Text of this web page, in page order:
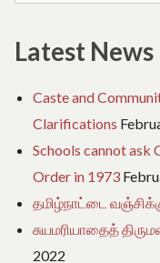
a
l
a
u
Latest News
Caste and
Clarifications
Schools cannot ask
Order in 1973
தமிழ்நாட்டை
சுயமரியாதைத்
2022